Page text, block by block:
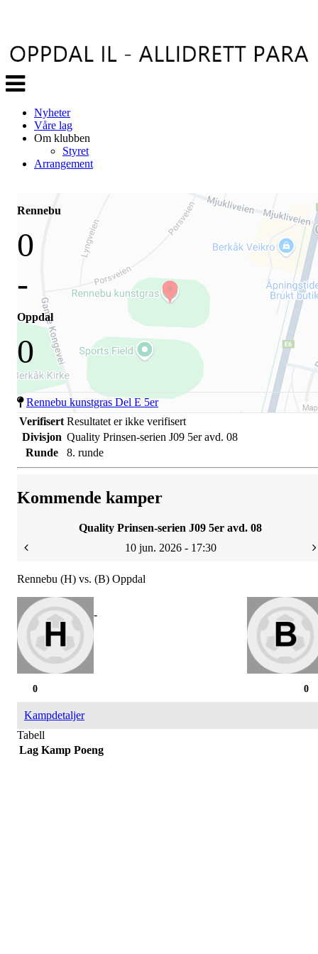
Veksle
navigasjon
Nyheter
Våre lag
Om klubben
Styret
Arrangement
Rennebu
0
-
Oppdal
0
Rennebu kunstgras Del E 5er
Verifisert Resultatet er ikke verifisert
Divisjon Quality Prinsen-serien J09 5er avd. 08
Runde
8. runde
Kommende kamper
Quality Prinsen-serien J09 5er avd. 08
10 jun. 2026 - 17:30
Rennebu (H) vs. (B) Oppdal
-
0
0
Kampdetaljer
Tabell
Lag Kamp Poeng